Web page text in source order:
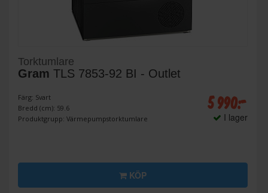
Torktumlare
Gram TLS 7853-92 BI - Outlet
Färg: Svart
Bredd (cm): 59.6
Produktgrupp: Värmepumpstorktumlare
5 990:-
I lager
KÖP